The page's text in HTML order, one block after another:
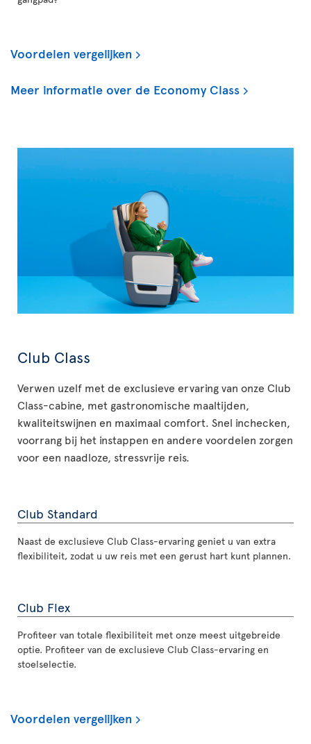
Voordelen vergelijken
Meer informatie over de Economy Class
Club Class
Verwen uzelf met de exclusieve ervaring van onze Club
Class-cabine, met gastronomische maaltijden,
kwaliteitswijnen en maximaal comfort. Snel inchecken,
voorrang bij het instappen en andere voordelen zorgen
voor een naadloze, stressvrije reis.
Club Standard
Naast de exclusieve Club Class-ervaring geniet u van extra
flexibiliteit, zodat u uw reis met een gerust hart kunt plannen.
Club Flex
Profiteer van totale flexibiliteit met onze meest uitgebreide
optie. Profiteer van de exclusieve Club Class-ervaring en
stoelselectie.
Voordelen vergelijken